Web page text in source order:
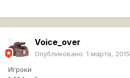
Voice_over
Опубликовано: 1 марта, 2015
Игроки